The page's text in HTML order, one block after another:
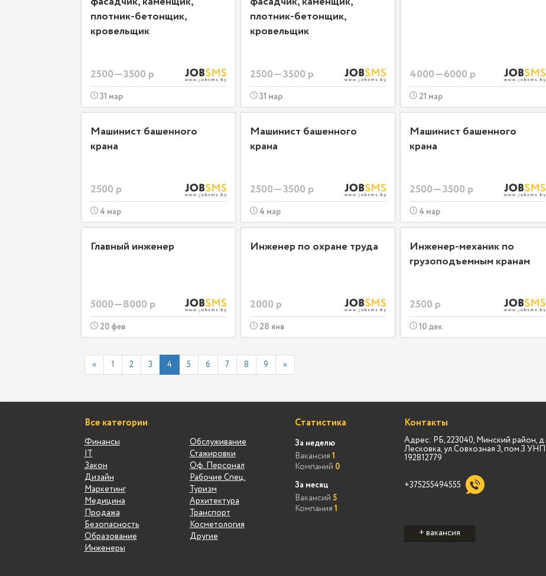
плотник-бетонщик,
кровельщик
2500—3500 р
31 мар
плотник-бетонщик,
кровельщик
2500—3500 р
31 мар
4000—6000 р
21 мар
Машинист башенного
крана
2500 р
4 мар
Машинист башенного
крана
2500—3500 р
4 мар
Машинист башенного
крана
2500—3500 р
4 мар
Главный инженер
5000—8000 р
20 фев
Инженер по охране труда
2000 р
28 янв
Инженер-механик по
грузоподъемным кранам
2500 р
10 дек
« 1 2 3 4 5 6 7 8 9 »
Все категории
Финансы
IT
Закон
Дизайн
Маркетинг
Медицина
Продажа
Безопасность
Образование
Инженеры
Обслуживание
Стажировки
Оф. Персонал
Рабочие Спец.
Туризм
Архитектура
Транспорт
Косметология
Другие
Статистика
За неделю
Вакансия 1
Компаний 0
За месяц
Вакансий 5
Компания 1
Контакты
Адрес: РБ, 223040, Минский район, д.
Лесковка, ул.Совхозная 3, пом.3 УНП
192812779
+375255494555
+ вакансия